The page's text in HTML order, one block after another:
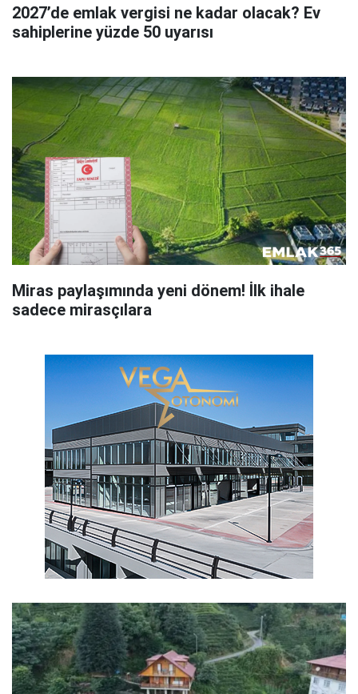
2027’de emlak vergisi ne kadar olacak? Ev
sahiplerine yüzde 50 uyarısı
Miras paylaşımında yeni dönem! İlk ihale
sadece mirasçılara